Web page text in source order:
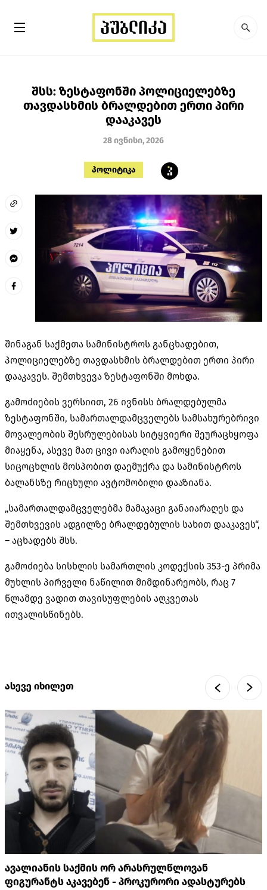
შსს: ზესტაფონში პოლიციელებზე
თავდასხმის ბრალდებით ერთი პირი
დააკავეს
28 ივნისი, 2026
პოლიტიკა
შინაგან საქმეთა სამინისტროს განცხადებით,
პოლიციელებზე თავდასხმის ბრალდებით ერთი პირი
დააკავეს. შემთხვევა ზესტაფონში მოხდა.
გამოძიების ვერსიით, 26 ივნისს ბრალდებულმა
ზესტაფონში, სამართალდამცველებს სამსახურებრივი
მოვალეობის შესრულებისას სიტყვიერი შეურაცხყოფა
მიაყენა, ასევე მათ ცივი იარაღის გამოყენებით
სიცოცხლის მოსპობით დაემუქრა და სამინისტროს
ბალანსზე რიცხული ავტომობილი დააზიანა.
„სამართალდამცველებმა მამაკაცი განაიარაღეს და
შემთხვევის ადგილზე ბრალდებულის სახით დააკავეს“,
– აცხადებს შსს.
გამოძიება სისხლის სამართლის კოდექსის 353-ე პრიმა
მუხლის პირველი ნაწილით მიმდინარეობს, რაც 7
წლამდე ვადით თავისუფლების აღკვეთას
ითვალისწინებს.
ასევე იხილეთ
ავალიანის საქმის ორ არასრულწლოვან
ფიგურანტს აკავებენ - პროკურორი ადასტურებს